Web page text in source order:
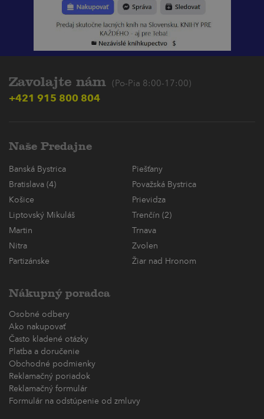
Zavolajte nám (Po-Pia 8:00-17:00)
+421 915 800 804
Naše Predajne
Banská Bystrica
Piešťany
Bratislava (4)
Považská Bystrica
Košice
Prievidza
Liptovský Mikuláš
Trenčín (2)
Martin
Trnava
Nitra
Zvolen
Partizánske
Žiar nad Hronom
Nákupný poradca
Osobné odbery
Ako nakupovať
Často kladené otázky
Platba a doručenie
Obchodné podmienky
Reklamačný poriadok
Reklamačný formulár
Formulár na odstúpenie od zmluvy